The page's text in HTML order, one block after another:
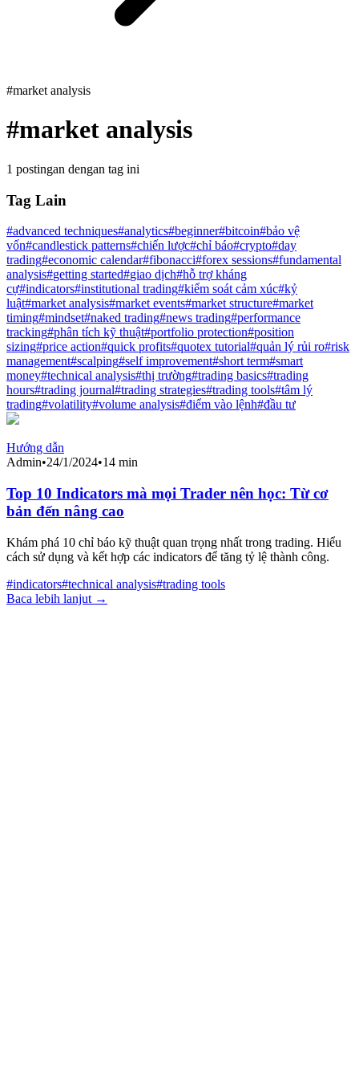
#market analysis
#market analysis
1 postingan dengan tag ini
Tag Lain
#advanced techniques#analytics#beginner#bitcoin#bảo vệ
vốn#candlestick patterns#chiến lược#chỉ báo#crypto#day
trading#economic calendar#fibonacci#forex sessions#fundamental
analysis#getting started#giao dịch#hỗ trợ kháng
cự#indicators#institutional trading#kiểm soát cảm xúc#kỷ
luật#market analysis#market events#market structure#market
timing#mindset#naked trading#news trading#performance
tracking#phân tích kỹ thuật#portfolio protection#position
sizing#price action#quick profits#quotex tutorial#quản lý rủi ro#risk
management#scalping#self improvement#short term#smart
money#technical analysis#thị trường#trading basics#trading
hours#trading journal#trading strategies#trading tools#tâm lý
trading#volatility#volume analysis#điểm vào lệnh#đầu tư
Hướng dẫn
Admin•24/1/2024•14 min
Top 10 Indicators mà mọi Trader nên học: Từ cơ
bản đến nâng cao
Khám phá 10 chỉ báo kỹ thuật quan trọng nhất trong trading. Hiểu
cách sử dụng và kết hợp các indicators để tăng tỷ lệ thành công.
#indicators#technical analysis#trading tools
Baca lebih lanjut →